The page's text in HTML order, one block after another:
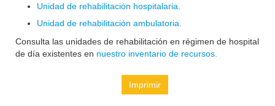
Unidad de rehabilitación hospitalaria.
Unidad de rehabilitación ambulatoria.
Consulta las unidades de rehabilitación en régimen de hospital
de día existentes en nuestro inventario de recursos.
Imprimir